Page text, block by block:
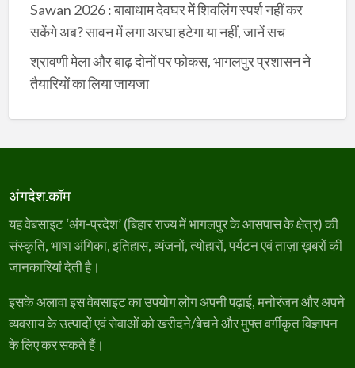
Sawan 2026 : बाबाधाम देवघर में शिवलिंग स्पर्श नहीं कर
सकेंगे अब? सावन में लगा अरघा हटेगा या नहीं, जानें सच
श्रावणी मेला और बाढ़ दोनों पर फोकस, भागलपुर प्रशासन ने
तैयारियों का लिया जायजा
अंगदेश.कॉम
यह वेबसाइट ‘अंग-प्रदेश’ (बिहार राज्य में भागलपुर के आसपास के क्षेत्र) की
संस्कृति, भाषा अंगिका, इतिहास, व्यंजनों, त्योहारों, पर्यटन एवं ताज़ा ख़बरों की
जानकारियां देती है।
इसके अलावा इस वेबसाइट का उपयोग लोग अपनी पढ़ाई, मनोरंजन और अपने
व्यवसाय के उत्पादों एवं सेवाओं को खरीदने/बेचने और मुफ्त वर्गीकृत विज्ञापन
के लिए कर सकते हैं।